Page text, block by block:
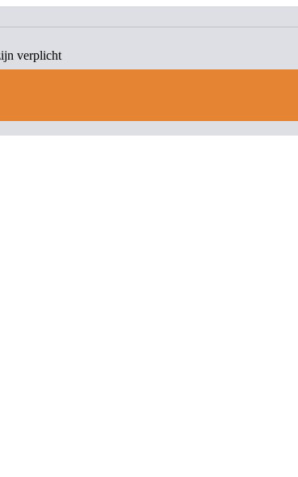
verplicht